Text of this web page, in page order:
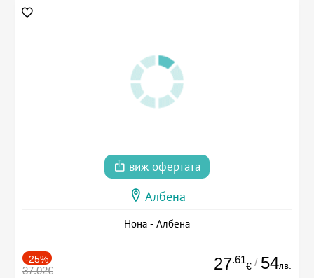
виж офертата
Албена
Нона - Албена
-25%
37.02€ 27.61
€ / 54лв.